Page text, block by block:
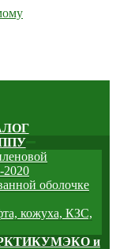
2020
оболочке
кожуха, КЗС,
и